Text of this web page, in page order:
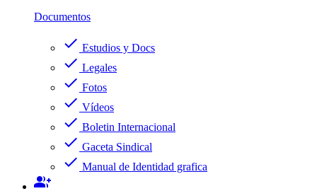
Documentos
check Estudios y Docs
check Legales
check Fotos
check Vídeos
check Boletin Internacional
check Gaceta Sindical
check Manual de Identidad grafica
group_add